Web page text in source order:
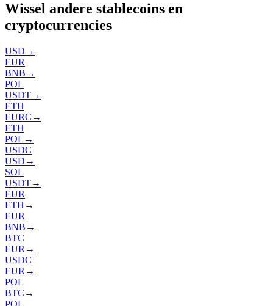
Wissel andere stablecoins en
cryptocurrencies
USD →
EUR
BNB →
POL
USDT→
ETH
EURC →
ETH
POL →
USDC
USD →
SOL
USDT→
EUR
ETH →
EUR
BNB →
BTC
EUR →
USDC
EUR →
POL
BTC →